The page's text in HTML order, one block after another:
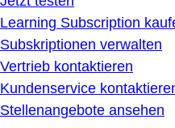
Learning Subscription
Subskriptionen verwalten
Vertrieb kontaktieren
Kundenservice
Stellenangebote ansehen